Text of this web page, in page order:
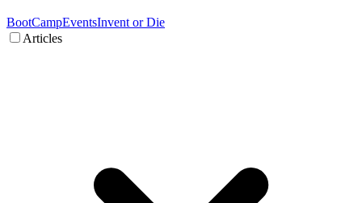
BootCampEventsInvent or Die
Articles